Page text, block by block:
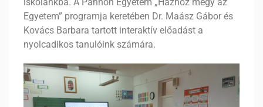
Egyetem” programja keretében Dr. Maász Gábor és
Kovács Barbara tartott interaktív előadást a
nyolcadikos tanulóink számára.